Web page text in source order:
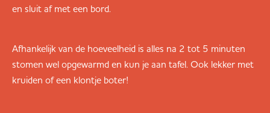
en sluit af met een bord.
Afhankelijk van de hoeveelheid is alles na 2 tot 5 minuten
stomen wel opgewarmd en kun je aan tafel. Ook lekker met
kruiden of een klontje boter!